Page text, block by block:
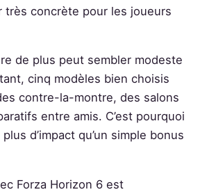
très concrète pour les joueurs
de plus peut sembler modeste
cinq modèles bien choisis
contre-la-montre, des salons
entre amis. C’est pourquoi
d’impact qu’un simple bonus
Forza Horizon 6 est